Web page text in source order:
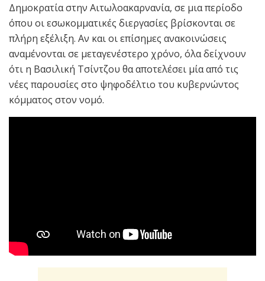
Δημοκρατία στην Αιτωλοακαρνανία, σε μια περίοδο
όπου οι εσωκομματικές διεργασίες βρίσκονται σε
πλήρη εξέλιξη. Αν και οι επίσημες ανακοινώσεις
αναμένονται σε μεταγενέστερο χρόνο, όλα δείχνουν
ότι η Βασιλική Τσίντζου θα αποτελέσει μία από τις
νέες παρουσίες στο ψηφοδέλτιο του κυβερνώντος
κόμματος στον νομό.